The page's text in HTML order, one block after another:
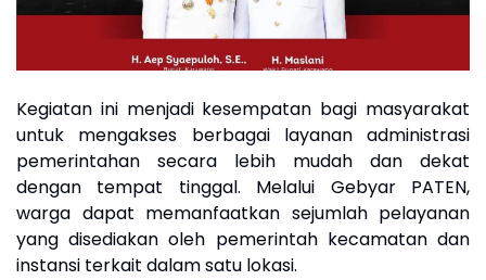
Kegiatan ini menjadi kesempatan bagi masyarakat
untuk mengakses berbagai layanan administrasi
pemerintahan secara lebih mudah dan dekat
dengan tempat tinggal. Melalui Gebyar PATEN,
warga dapat memanfaatkan sejumlah pelayanan
yang disediakan oleh pemerintah kecamatan dan
instansi terkait dalam satu lokasi.